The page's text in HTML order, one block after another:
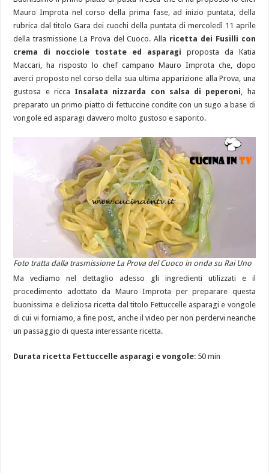
Mauro Improta nel corso della prima fase, ad inizio puntata, della
rubrica dal titolo Gara dei cuochi della puntata di mercoledì 11 aprile
della trasmissione La Prova del Cuoco. Alla ricetta dei Fusilli con
crema di nocciole tostate ed asparagi proposta da Katia
Maccari, ha risposto lo chef campano Mauro Improta che, dopo
averci proposto nel corso della sua ultima apparizione alla Prova, una
gustosa e ricca Insalata nizzarda con salsa di peperoni , ha
preparato un primo piatto di fettuccine condite con un sugo a base di
vongole ed asparagi davvero molto gustoso e saporito.
Foto tratta dalla trasmissione La Prova del Cuoco in onda su Rai Uno
Ma vediamo nel dettaglio adesso gli ingredienti utilizzati e il
procedimento adottato da Mauro Improta per preparare questa
buonissima e deliziosa ricetta dal titolo Fettuccelle asparagi e vongole
di cui vi forniamo, a fine post, anche il video per non perdervi neanche
un passaggio di questa interessante ricetta.
Durata ricetta Fettuccelle asparagi e vongole: 50 min